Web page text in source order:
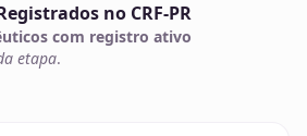
no CRF-PR
com registro ativo
etapa.